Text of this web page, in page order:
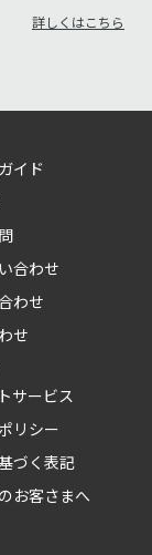
詳しくはこちら
イド
合わせ
わせ
せ
サービス
リシー
づく表記
お客さまへ